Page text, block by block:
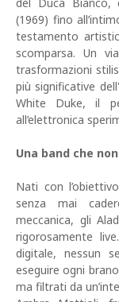
del Duca Bianco,
(1969) fino
testamento
scomparsa. Un
trasformazioni
più significative
White Duke, il
all’elettronica
Una band che
Nati con
senza mai
meccanica, gli
rigorosamente
digitale, nessun
eseguire ogni
ma filtrati da